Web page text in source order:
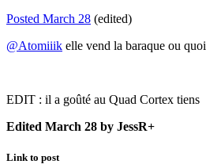
Posted March 28 (edited)
@Atomiiik elle vend la baraque ou quoi
EDIT : il a goûté au Quad Cortex tiens
Edited March 28 by JessR+
Link to post